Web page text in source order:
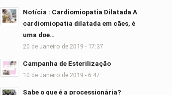
Notícia : Cardiomiopatia Dilatada A
cardiomiopatia dilatada em cães, é
uma doe…
20 de Janeiro de 2019 - 17:37
Campanha de Esterilização
10 de Janeiro de 2019 - 6:47
Sabe o que é a processionária?